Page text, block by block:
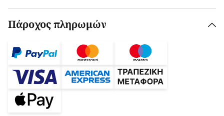
Πάροχος πληρωμών